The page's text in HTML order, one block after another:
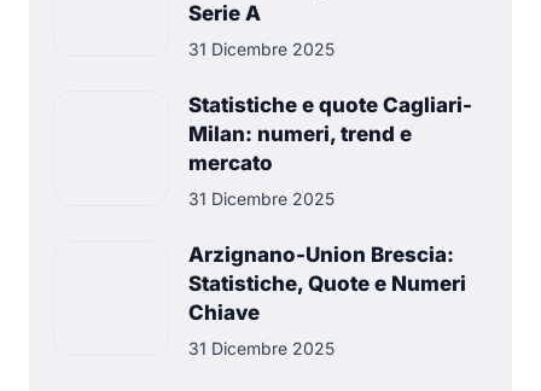
Serie A
31 Dicembre 2025
Statistiche e quote Cagliari-
Milan: numeri, trend e
mercato
31 Dicembre 2025
Arzignano-Union Brescia:
Statistiche, Quote e Numeri
Chiave
31 Dicembre 2025